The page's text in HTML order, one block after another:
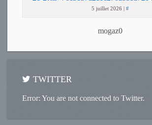
5 juillet 2026 #
mogaz0
TWITTER
Error: You are not connected to Twitter.